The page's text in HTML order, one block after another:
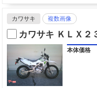
カワサキ 複数画像
カワサキ ＫＬＸ
本体価格